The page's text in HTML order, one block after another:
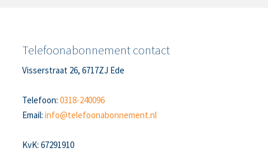
Telefoonabonnement contact
Visserstraat 26, 6717ZJ Ede
Telefoon:0318-240096
Email:info@telefoonabonnement.nl
KvK: 67291910